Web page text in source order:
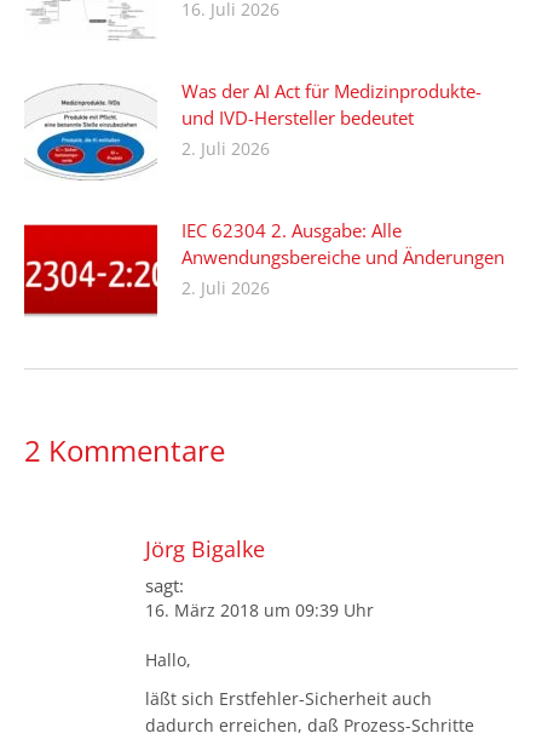
16. Juli 2026
Was der AI Act für Medizinprodukte-
und IVD-Hersteller bedeutet
2. Juli 2026
IEC 62304 2. Ausgabe: Alle
Anwendungsbereiche und Änderungen
2. Juli 2026
2 Kommentare
Jörg Bigalke
sagt:
16. März 2018 um 09:39 Uhr
Hallo,
läßt sich Erstfehler-Sicherheit auch
dadurch erreichen, daß Prozess-Schritte